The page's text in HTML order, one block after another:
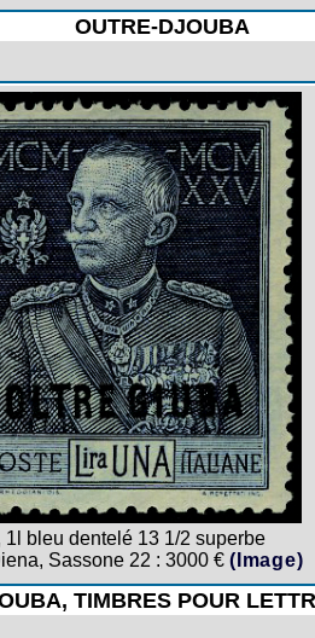
OUTRE-DJOUBA
1l bleu dentelé 13 1/2 superbe
Sassone 22 : 3000 € (Image)
TIMBRES POUR